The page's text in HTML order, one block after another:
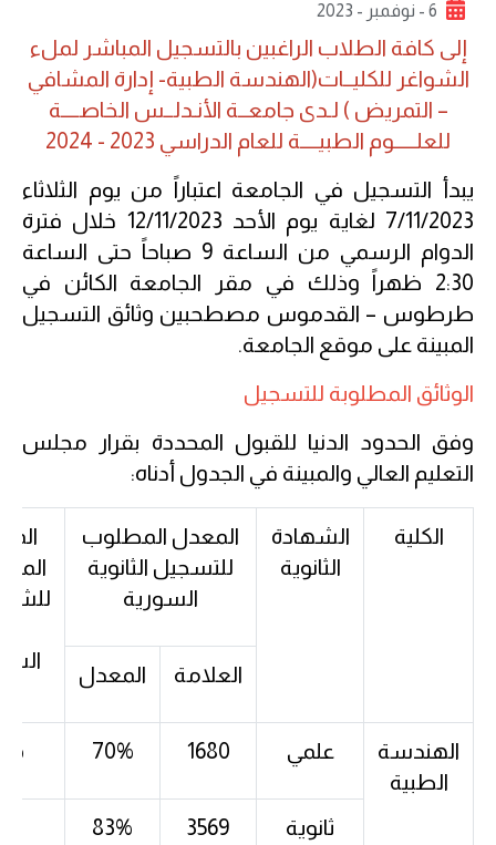
6 - نوفمبر - 2023
إلى كافة الطلاب الراغبين بالتسجيل المباشر لملء
الشواغر للكليــات(الهندسة الطبية- إدارة المشافي
– التمريض ) لـدى جامعــة الأنـدلــس الخاصــــة
للعلـــــوم الطبيــــة للعام الدراسي 2023 - 2024
يبدأ التسجيل في الجامعة اعتباراً من يوم الثلاثاء
7/11/2023 لغاية يوم الأحد 12/11/2023 خلال فترة
الدوام الرسمي من الساعة 9 صباحاً حتى الساعة
2:30 ظهراً وذلك في مقر الجامعة الكائن في
طرطوس – القدموس مصطحبين وثائق التسجيل
المبينة على موقع الجامعة.
الوثائق المطلوبة للتسجيل
وفق الحدود الدنيا للقبول المحددة بقرار مجلس
التعليم العالي والمبينة في الجدول أدناه:
الكلية
الشهادة
الثانوية
المعدل المطلوب
للتسجيل الثانوية
السورية
العلامة المعدل
الهندسة
الطبية
علمي 1680
70%
ثانوية
3569
83%